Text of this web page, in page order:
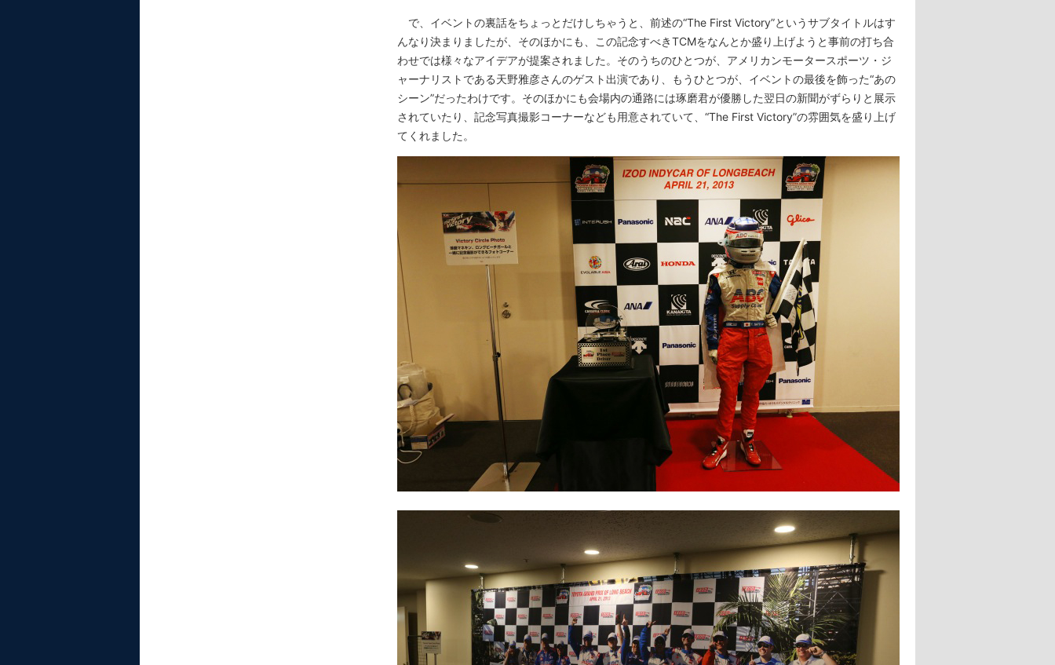
で、イベントの裏話をちょっとだけしちゃうと、前述の“The First Victory”というサブタイトルはす
んなり決まりましたが、そのほかにも、この記念すべきTCMをなんとか盛り上げようと事前の打ち合
わせでは様々なアイデアが提案されました。そのうちのひとつが、アメリカンモータースポーツ・ジ
ャーナリストである天野雅彦さんのゲスト出演であり、もうひとつが、イベントの最後を飾った“あの
シーン”だったわけです。そのほかにも会場内の通路には琢磨君が優勝した翌日の新聞がずらりと展示
されていたり、記念写真撮影コーナーなども用意されていて、“The First Victory”の雰囲気を盛り上げ
てくれました。